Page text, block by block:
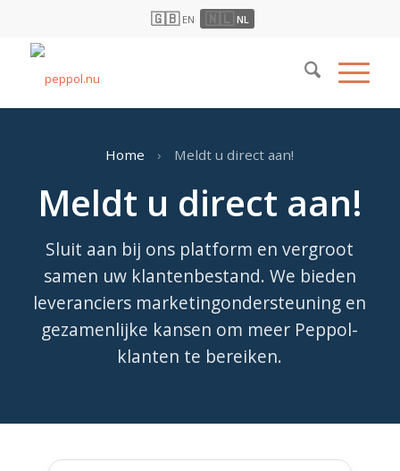
🇬🇧 EN 🇳🇱 NL
Home › Meldt u direct aan!
Meldt u direct aan!
Sluit aan bij ons platform en vergroot
samen uw klantenbestand. We bieden
leveranciers marketingondersteuning en
gezamenlijke kansen om meer Peppol-
klanten te bereiken.